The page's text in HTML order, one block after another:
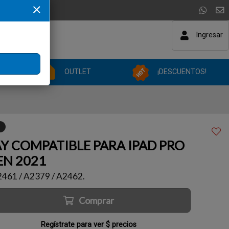
Ingresar
OUTLET ¡DESCUENTOS!
COMPATIBLE PARA IPAD PRO
2021
/ A2379 / A2462.
Comprar
Regístrate para ver $ precios